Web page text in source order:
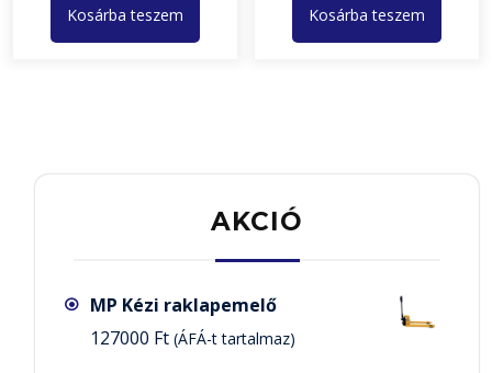
Kosárba teszem Kosárba teszem
AKCIÓ
MP Kézi raklapemelő
127000 Ft (ÁFÁ-t tartalmaz)